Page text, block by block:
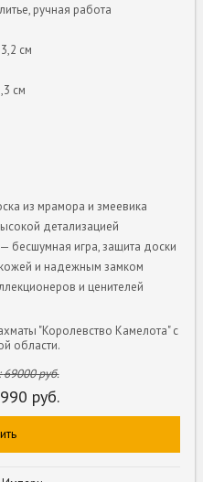
ручная работа
см
см
из мрамора и змеевика
детализацией
бесшумная игра, защита доски
и надежным замком
и ценителей
"Королевство Камелота" с
области.
69000руб.
руб.